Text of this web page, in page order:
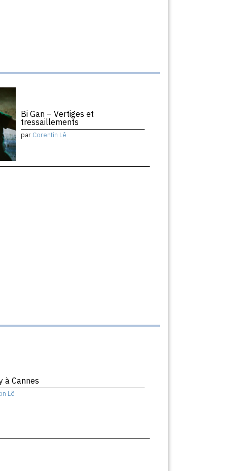
Bi Gan – Vertiges et
tressaillements
par Corentin Lê
à Cannes
Lê